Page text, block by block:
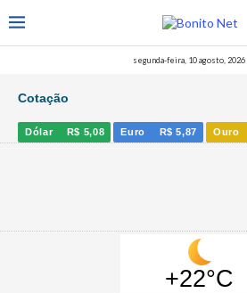
segunda-feira, 10 agosto, 2026
Cotação
Dólar R$ 5,08 Euro R$ 5,87 Ouro
+22°C